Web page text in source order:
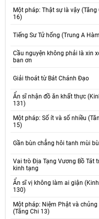
Một pháp: Thật sự là vậy (Tăng
16)
Tiếng Sư Tử hống (Trung A
Cầu nguyện không phải là xin
ban ơn
Giải thoát từ Bát Chánh Đạo
Ẩn sĩ nhận đồ ăn khất thực
131)
Một pháp: Số ít và số nhiều
15)
Gần bùn chẳng hôi tanh mùi
Vai trò Địa Tạng Vương Bồ Tát
kinh tạng
Ẩn sĩ vị không làm ai giận
130)
Một pháp: Niệm Phật và chủng
(Tăng Chi 13)